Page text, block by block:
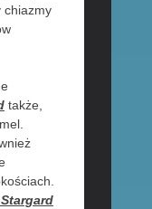
chiazmy
także,